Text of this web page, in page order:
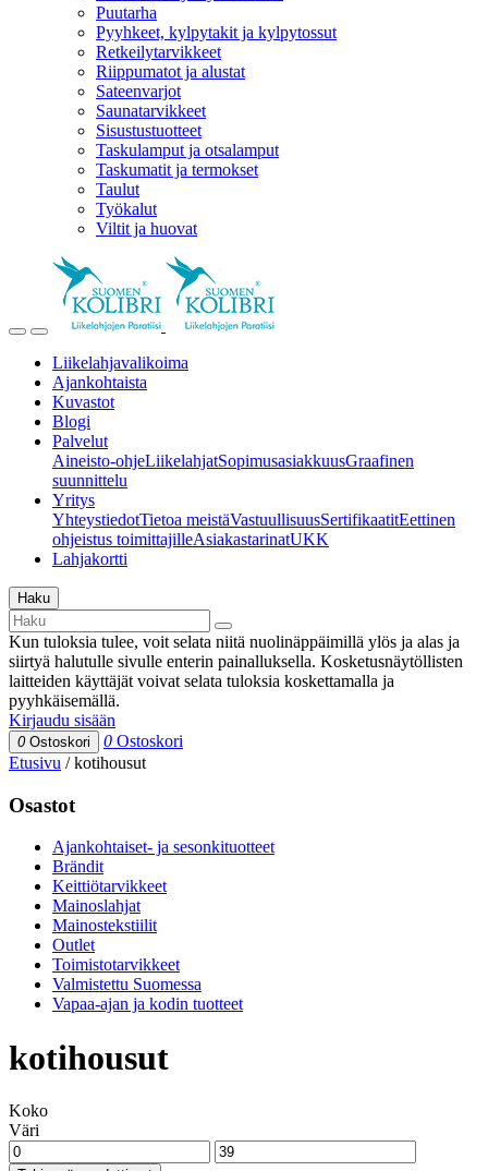
Puutarha
Pyyhkeet, kylpytakit ja kylpytossut
Retkeilytarvikkeet
Riippumatot ja alustat
Sateenvarjot
Saunatarvikkeet
Sisustustuotteet
Taskulamput ja otsalamput
Taskumatit ja termokset
Taulut
Työkalut
Viltit ja huovat
Liikelahjavalikoima
Ajankohtaista
Kuvastot
Blogi
Palvelut
Aineisto-ohjeLiikelahjatSopimusasiakkuusGraafinen
suunnittelu
Yritys
YhteystiedotTietoa meistäVastuullisuusSertifikaatitEettinen
ohjeistus toimittajilleAsiakastarinatUKK
Lahjakortti
Haku
Kun tuloksia tulee, voit selata niitä nuolinäppäimillä ylös ja alas ja
siirtyä halutulle sivulle enterin painalluksella. Kosketusnäytöllisten
laitteiden käyttäjät voivat selata tuloksia koskettamalla ja
pyyhkäisemällä.
Kirjaudu sisään
0 Ostoskori 0 Ostoskori
Etusivu /kotihousut
Osastot
Ajankohtaiset- ja sesonkituotteet
Brändit
Keittiötarvikkeet
Mainoslahjat
Mainostekstiilit
Outlet
Toimistotarvikkeet
Valmistettu Suomessa
Vapaa-ajan ja kodin tuotteet
kotihousut
Koko
Väri